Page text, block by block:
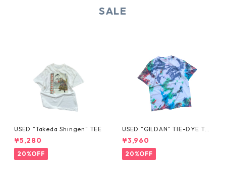
SALE
USED "Takeda Shingen" TEE
¥5,280
20%OFF
USED "GILDAN" TIE-DYE TE
E
¥3,960
20%OFF